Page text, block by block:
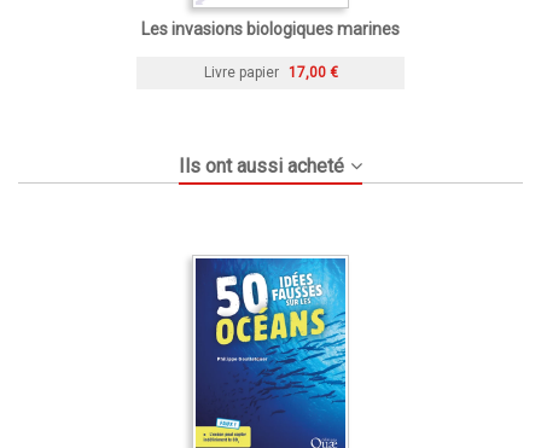
Les invasions biologiques marines
Livre papier 17,00 €
Ils ont aussi acheté